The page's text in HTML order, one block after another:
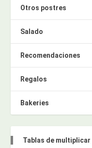
Otros postres
Salado
Recomendaciones
Regalos
Bakeries
Tablas de multiplicar